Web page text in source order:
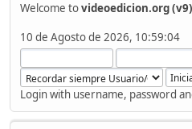
Welcome tovideoedicion.org (v9)
10 de Agosto de 2026, 10:59:04
Login with username, password